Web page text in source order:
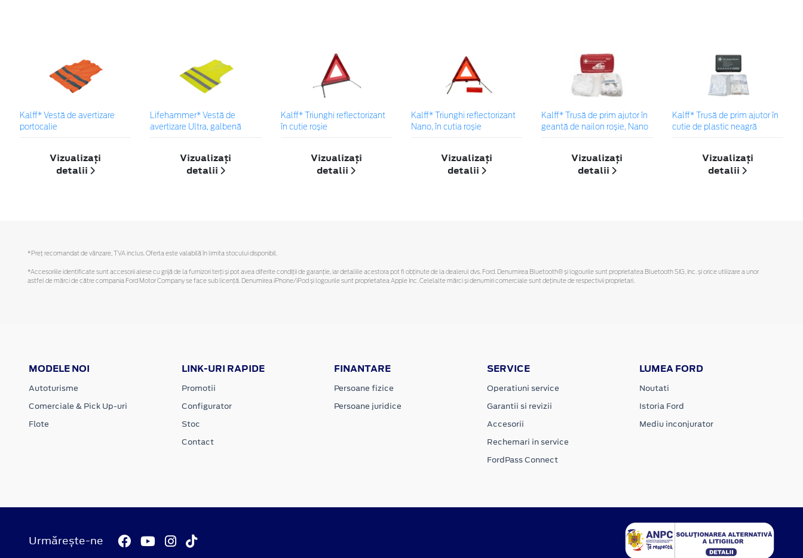
Kalff* Vestă de avertizare
portocalie
Vizualizați
detalii
Lifehammer* Vestă de
avertizare Ultra, galbenă
Vizualizați
detalii
Kalff* Triunghi reflectorizant
în cutie roșie
Vizualizați
detalii
Kalff* Triunghi reflectorizant
Nano, în cutia roșie
Vizualizați
detalii
Kalff* Trusă de prim ajutor în
geantă de nailon roșie, Nano
Vizualizați
detalii
Kalff* Trusă de prim ajutor în
cutie de plastic neagră
Vizualizați
detalii
*Preţ recomandat de vânzare, TVA inclus. Oferta este valabilă în limita stocului disponibil.
*Accesoriile identificate sunt accesorii alese cu grijă de la furnizori terți și pot avea diferite condiții de garanție, iar detaliile acestora pot fi obținute de la dealerul dvs. Ford. Denumirea Bluetooth® și logourile sunt proprietatea Bluetooth SIG, Inc. și orice utilizare a unor
astfel de mărci de către compania Ford Motor Company se face sub licență. Denumirea iPhone/iPod și logourile sunt proprietatea Apple Inc. Celelalte mărci și denumiri comerciale sunt deținute de respectivii proprietari.
MODELE NOI
Autoturisme
Comerciale & Pick Up-uri
Flote
LINK-URI RAPIDE
Promotii
Configurator
Stoc
Contact
FINANTARE
Persoane fizice
Persoane juridice
SERVICE
Operatiuni service
Garantii si revizii
Accesorii
Rechemari in service
FordPass Connect
LUMEA FORD
Noutati
Istoria Ford
Mediu inconjurator
Urmărește-ne